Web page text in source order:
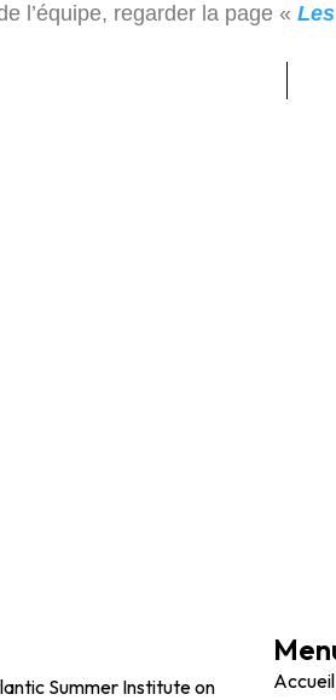
l’équipe, regarder la page «
Summer Institute on
Accueil